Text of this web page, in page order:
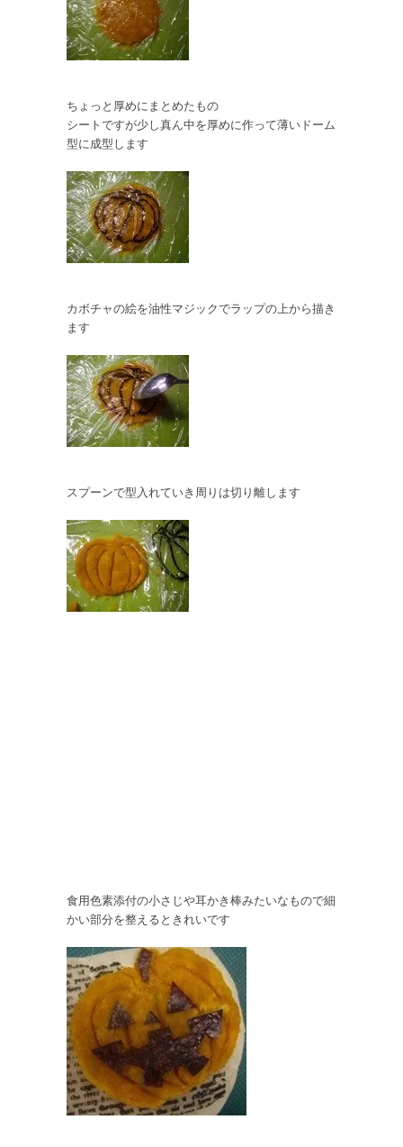
ちょっと厚めにまとめたもの
シートですが少し真ん中を厚めに作って薄いドーム
型に成型します
カボチャの絵を油性マジックでラップの上から描き
ます
スプーンで型入れていき周りは切り離します
食用色素添付の小さじや耳かき棒みたいなもので細
かい部分を整えるときれいです